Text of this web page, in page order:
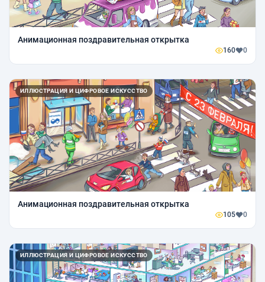
Анимационная поздравительная открытка
160 0
ИЛЛЮСТРАЦИЯ И ЦИФРОВОЕ ИСКУССТВО
Анимационная поздравительная открытка
105 0
ИЛЛЮСТРАЦИЯ И ЦИФРОВОЕ ИСКУССТВО